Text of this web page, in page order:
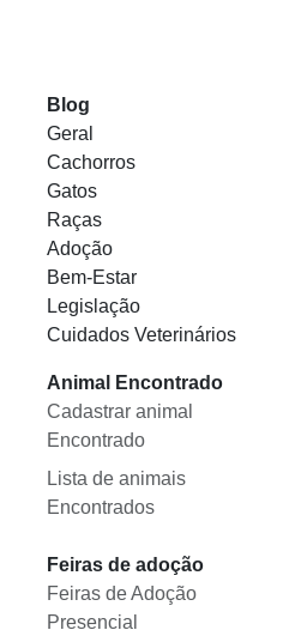
Blog
Geral
Cachorros
Gatos
Raças
Adoção
Bem-Estar
Legislação
Cuidados Veterinários
Animal Encontrado
Cadastrar animal
Encontrado
Lista de animais
Encontrados
Feiras de adoção
Feiras de Adoção
Presencial